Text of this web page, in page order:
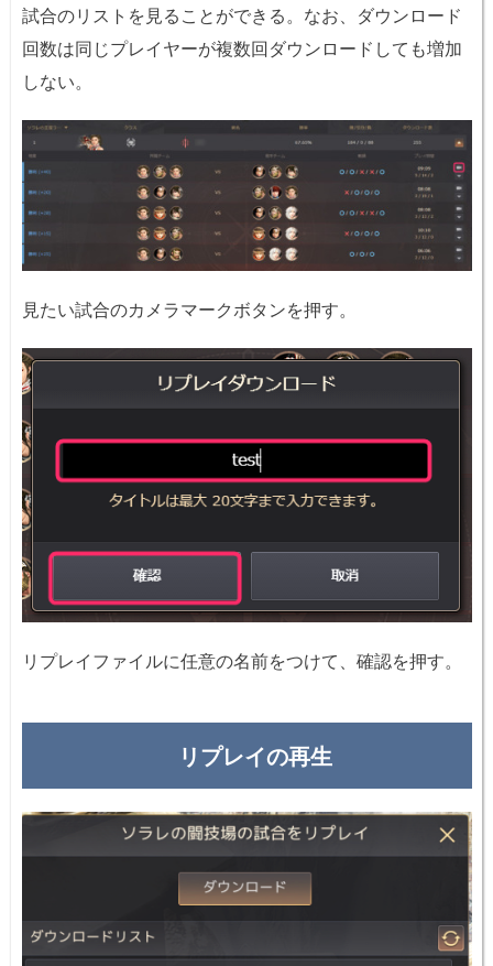
試合のリストを見ることができる。なお、ダウンロード
回数は同じプレイヤーが複数回ダウンロードしても増加
しない。
見たい試合のカメラマークボタンを押す。
リプレイファイルに任意の名前をつけて、確認を押す。
リプレイの再生